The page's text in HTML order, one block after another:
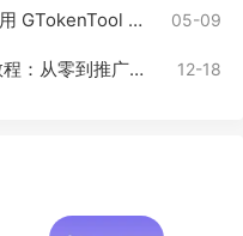
快速实现发行代币 05-09
到推广全流程详解 12-18